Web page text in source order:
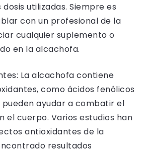
utilizadas. Siempre es
con un profesional de la
cualquier suplemento o
en la alcachofa.
La alcachofa contiene
como ácidos fenólicos
pueden ayudar a combatir el
el cuerpo. Varios estudios han
antioxidantes de la
resultados